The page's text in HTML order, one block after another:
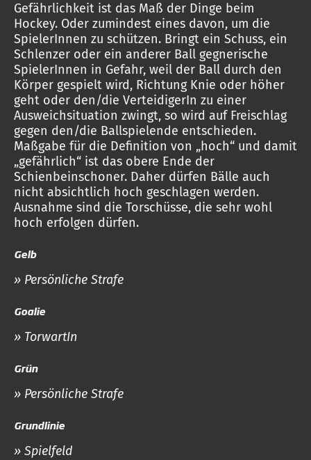
Gefährlichkeit ist das Maß der Dinge beim
Hockey. Oder zumindest eines davon, um die
SpielerInnen zu schützen. Bringt ein Schuss, ein
Schlenzer oder ein anderer Ball gegnerische
SpielerInnen in Gefahr, weil der Ball durch den
Körper gespielt wird, Richtung Knie oder höher
geht oder den/die VerteidigerIn zu einer
Ausweichsituation zwingt, so wird auf Freischlag
gegen den/die Ballspielende entschieden.
Maßgabe für die Definition von „hoch“ und damit
„gefährlich“ ist das obere Ende der
Schienbeinschoner. Daher dürfen Bälle auch
nicht absichtlich hoch geschlagen werden.
Ausnahme sind die Torschüsse, die sehr wohl
hoch erfolgen dürfen.
Gelb
» Persönliche Strafe
Goalie
» TorwartIn
Grün
» Persönliche Strafe
Grundlinie
» Spielfeld